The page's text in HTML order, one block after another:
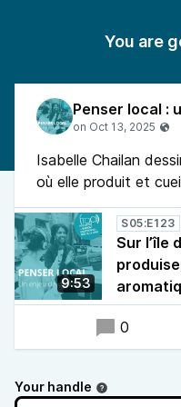
You are
Isabelle Chailan
où elle produit et
9:53
S05:E123
Sur l’île
0
Your handle